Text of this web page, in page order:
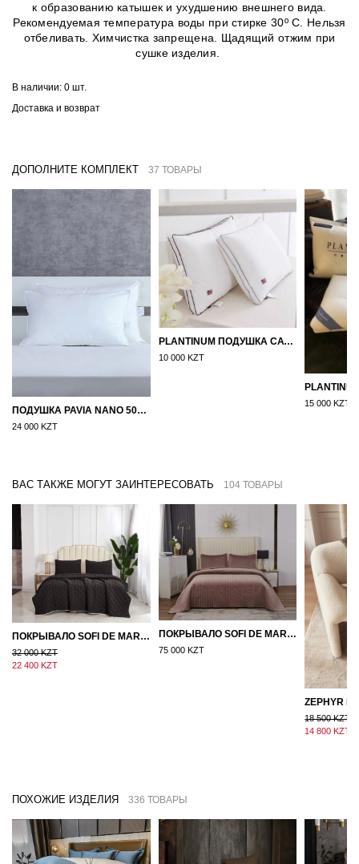
к образованию катышек и ухудшению внешнего вида.
Рекомендуемая температура воды при стирке 30º C. Нельзя
отбеливать. Химчистка запрещена. Щадящий отжим при
сушке изделия.
В наличии: 0 шт.
Доставка и возврат
ДОПОЛНИТЕ КОМПЛЕКТ 37 ТОВАРЫ
ПОДУШКА PAVIA NANO 50X70
24 000 KZT
PLANTINUM ПОДУШКА САТИН, ШЕЛК 50Х70
10 000 KZT
15 000 KZT
ВАС ТАКЖЕ МОГУТ ЗАИНТЕРЕСОВАТЬ 104 ТОВАРЫ
ПОКРЫВАЛО SOFI DE MARKO 160×220 БРОУДИ ЧЕРНО-БЕЖЕВОЕ
32 000 KZT
22 400 KZT
ПОКРЫВАЛО SOFI DE MARKO ВЕЛЮР 240×260 ФЕРДИНАНД (МОККО)
75 000 KZT
18 500 KZT
14 800 KZT
ПОХОЖИЕ ИЗДЕЛИЯ 336 ТОВАРЫ